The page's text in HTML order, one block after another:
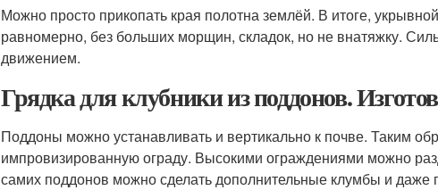
Можно просто прикопать края полотна землёй. В итоге,
равномерно, без больших морщин, складок, но не внатяжку.
движением.
Грядка для клубники из поддонов.
Поддоны можно устанавливать и вертикально к почве. Таким
импровизированную ограду. Высокими ограждениями можно
самих поддонов можно сделать дополнительные клумбы и даже